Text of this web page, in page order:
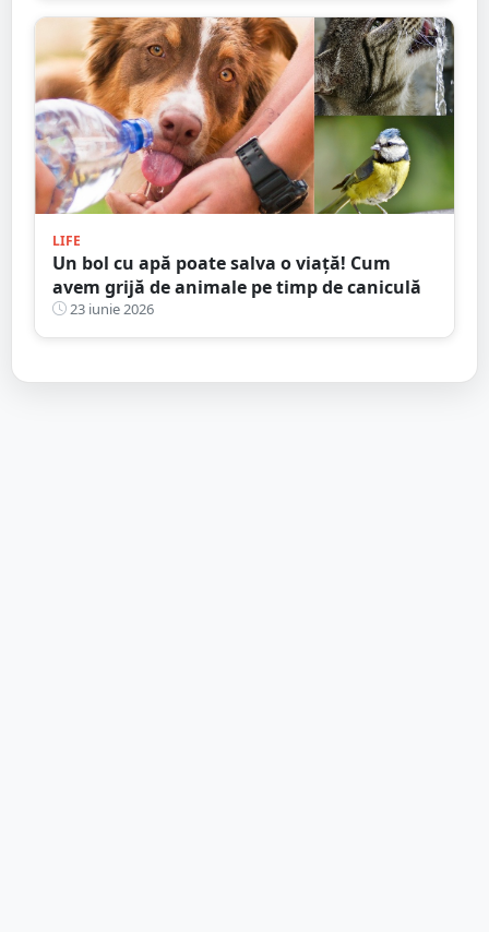
LIFE
Un bol cu apă poate salva o viață! Cum
avem grijă de animale pe timp de caniculă
23 iunie 2026